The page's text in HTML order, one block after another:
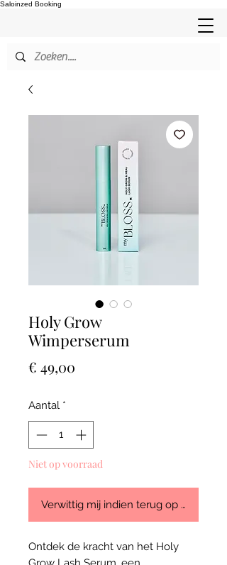
Saloinzed Booking
Holy Grow
Wimperserum
€ 49,00
Aantal *
Niet op voorraad
Verwittig mij indien terug op stock
Ontdek de kracht van het Holy